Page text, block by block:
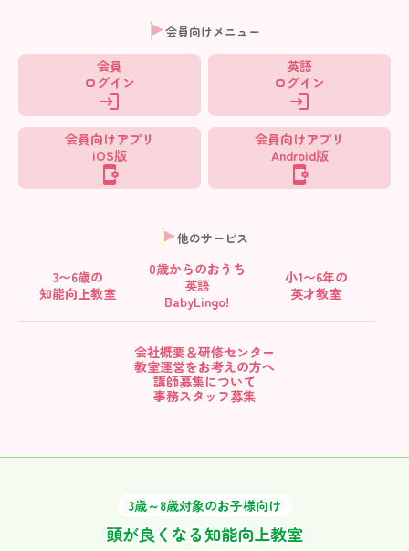
会員向けメニュー
会員
ログイン
英語
ログイン
会員向けアプリ
iOS版
会員向けアプリ
Android版
他のサービス
3〜6歳の
知能向上教室
0歳からのおうち
英語
BabyLingo!
小1〜6年の
英才教室
会社概要＆研修センター
教室運営をお考えの方へ
講師募集について
事務スタッフ募集
3歳～8歳対象のお子様向け
頭が良くなる知能向上教室